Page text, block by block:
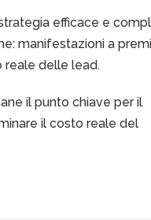
efficace e
manifestazioni a
reale delle lead.
il punto chiave per il
il costo reale del